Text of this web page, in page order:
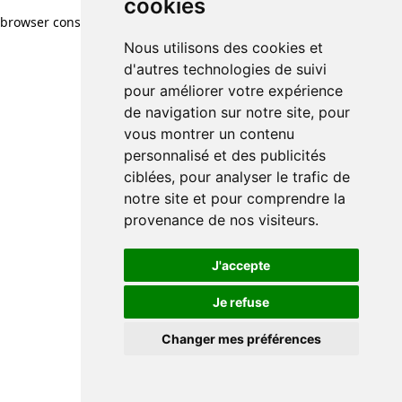
cookies
Nous utilisons des cookies et
d'autres technologies de suivi
pour améliorer votre expérience
de navigation sur notre site, pour
vous montrer un contenu
personnalisé et des publicités
ciblées, pour analyser le trafic de
notre site et pour comprendre la
provenance de nos visiteurs.
J'accepte
Je refuse
Changer mes préférences
browser console for more information)